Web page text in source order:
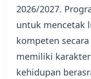
2026/2027.
untuk mencetak
kompeten
memiliki
kehidupan